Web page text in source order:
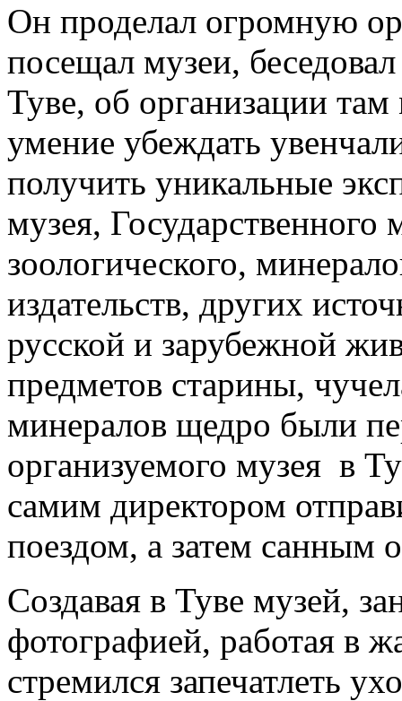
Он проделал огромную
посещал музеи,
Туве, об организации там
умение убеждать
получить уникальные
музея,
зоологического,
издательств, других
русской и зарубежной
предметов старины,
минералов щедро были
организуемого музея в
самим директором
поездом, а затем санным
Создавая в Туве музей,
фотографией, работая в
стремился запечатлеть